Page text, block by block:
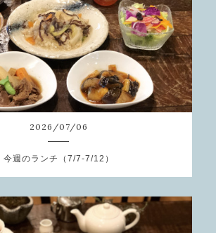
2026 /07/06
今週のランチ（7/7-7/12）